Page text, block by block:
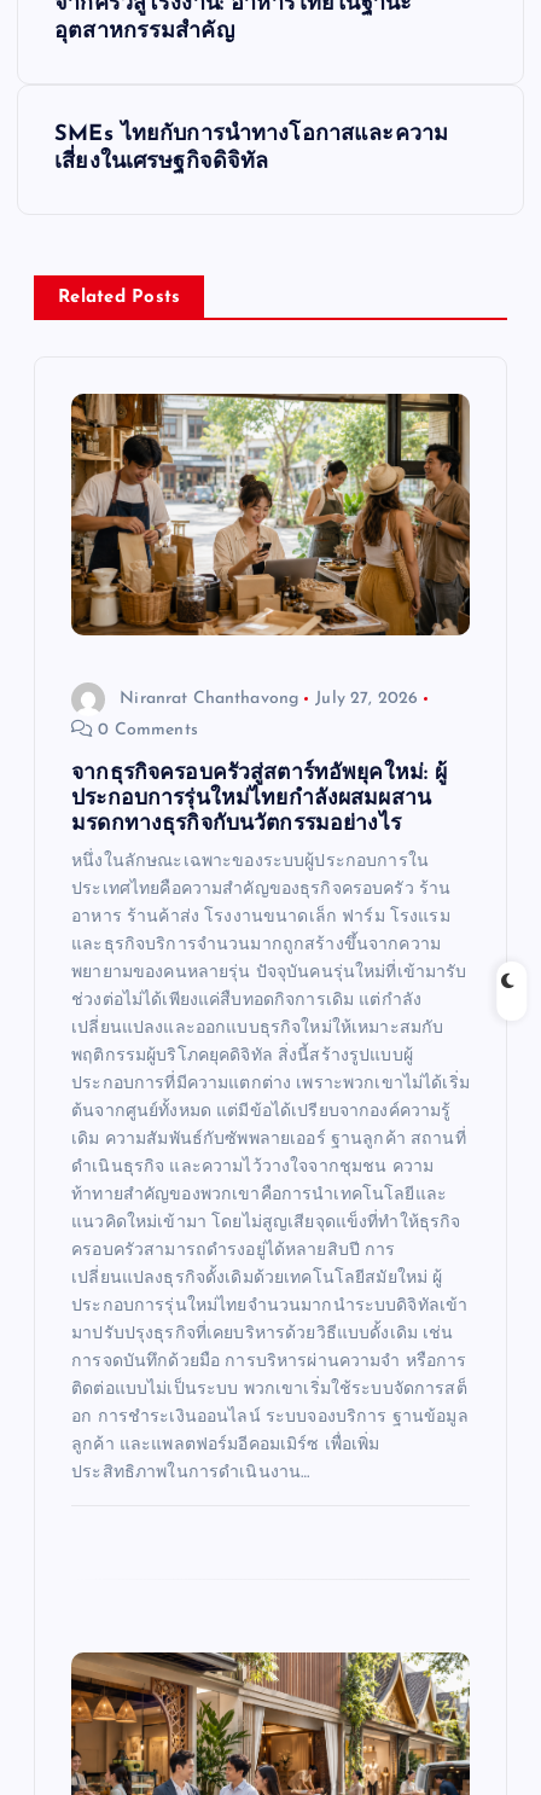
a
อุตสาหกรรมสำคัญ
SMEs ไทยกับการนำทางโอกาสและความ
เสี่ยงในเศรษฐกิจดิจิทัล
Related Posts
Niranrat Chanthavong
July 27, 2026
0 Comments
จากธุรกิจครอบครัวสู่สตาร์ทอัพยุคใหม่: ผู้
ประกอบการรุ่นใหม่ไทยกำลังผสมผสาน
มรดกทางธุรกิจกับนวัตกรรมอย่างไร
หนึ่งในลักษณะเฉพาะของระบบผู้ประกอบการใน
ประเทศไทยคือความสำคัญของธุรกิจครอบครัว ร้าน
อาหาร ร้านค้าส่ง โรงงานขนาดเล็ก ฟาร์ม โรงแรม
และธุรกิจบริการจำนวนมากถูกสร้างขึ้นจากความ
พยายามของคนหลายรุ่น ปัจจุบันคนรุ่นใหม่ที่เข้ามารับ
ช่วงต่อไม่ได้เพียงแค่สืบทอดกิจการเดิม แต่กำลัง
เปลี่ยนแปลงและออกแบบธุรกิจใหม่ให้เหมาะสมกับ
พฤติกรรมผู้บริโภคยุคดิจิทัล สิ่งนี้สร้างรูปแบบผู้
ประกอบการที่มีความแตกต่าง เพราะพวกเขาไม่ได้เริ่ม
ต้นจากศูนย์ทั้งหมด แต่มีข้อได้เปรียบจากองค์ความรู้
เดิม ความสัมพันธ์กับซัพพลายเออร์ ฐานลูกค้า สถานที่
ดำเนินธุรกิจ และความไว้วางใจจากชุมชน ความ
ท้าทายสำคัญของพวกเขาคือการนำเทคโนโลยีและ
แนวคิดใหม่เข้ามา โดยไม่สูญเสียจุดแข็งที่ทำให้ธุรกิจ
ครอบครัวสามารถดำรงอยู่ได้หลายสิบปี การ
เปลี่ยนแปลงธุรกิจดั้งเดิมด้วยเทคโนโลยีสมัยใหม่ ผู้
ประกอบการรุ่นใหม่ไทยจำนวนมากนำระบบดิจิทัลเข้า
มาปรับปรุงธุรกิจที่เคยบริหารด้วยวิธีแบบดั้งเดิม เช่น
การจดบันทึกด้วยมือ การบริหารผ่านความจำ หรือการ
ติดต่อแบบไม่เป็นระบบ พวกเขาเริ่มใช้ระบบจัดการสต็
อก การชำระเงินออนไลน์ ระบบจองบริการ ฐานข้อมูล
ลูกค้า และแพลตฟอร์มอีคอมเมิร์ซ เพื่อเพิ่ม
ประสิทธิภาพในการดำเนินงาน…